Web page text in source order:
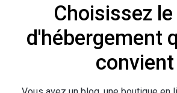
Choisissez
d'hébergement
convient